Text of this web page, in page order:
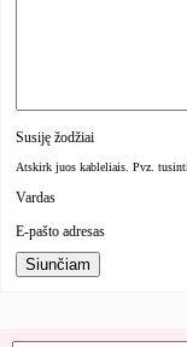
Susiję žodžiai
Atskirk juos kableliais. Pvz.
Vardas
E-pašto adresas